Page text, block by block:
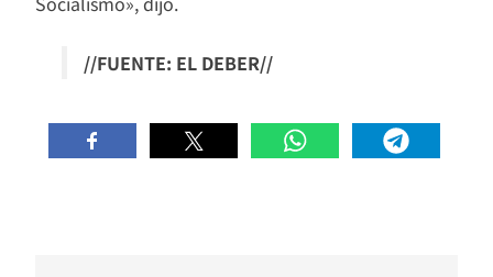
//FUENTE: EL DEBER//